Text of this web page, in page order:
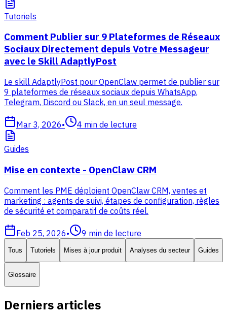
Tutoriels
Comment Publier sur 9 Plateformes de Réseaux
Sociaux Directement depuis Votre Messageur
avec le Skill AdaptlyPost
Le skill AdaptlyPost pour OpenClaw permet de publier sur
9 plateformes de réseaux sociaux depuis WhatsApp,
Telegram, Discord ou Slack, en un seul message.
Mar 3, 2026• 4 min de lecture
Guides
Mise en contexte - OpenClaw CRM
Comment les PME déploient OpenClaw CRM, ventes et
marketing : agents de suivi, étapes de configuration, règles
de sécurité et comparatif de coûts réel.
Feb 25, 2026• 9 min de lecture
Tous Tutoriels Mises à jour produit Analyses du secteur Guides
Glossaire
Derniers articles